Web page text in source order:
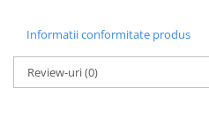
Roabe & accesorii
Casute gradina si cutii depozitare
Informatii conformitate produs
Review-uri(0)